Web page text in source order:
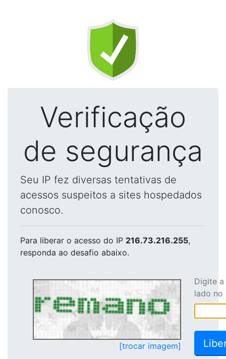
Verificação
de segurança
Seu IP fez diversas tentativas de
acessos suspeitos a sites hospedados
conosco.
Para liberar o acesso do IP 216.73.216.255,
responda ao desafio abaixo.
[trocar imagem]
Digite
lado no